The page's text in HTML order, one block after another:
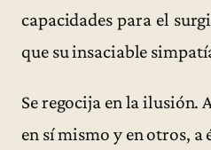
capacidades para el
que su insaciable
Se regocija en la ilusión.
en sí mismo y en otros, a